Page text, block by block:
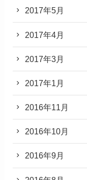
2017年5月
2017年4月
2017年3月
2017年1月
2016年11月
2016年10月
2016年9月